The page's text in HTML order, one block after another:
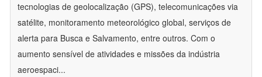
tecnologias de geolocalização (GPS), telecomunicações via
satélite, monitoramento meteorológico global, serviços de
alerta para Busca e Salvamento, entre outros. Com o
aumento sensível de atividades e missões da indústria
aeroespaci...